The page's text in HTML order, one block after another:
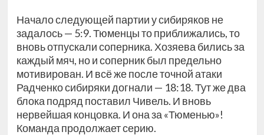
Начало следующей партии у сибиряков не
задалось — 5:9. Тюменцы то приближались, то
вновь отпускали соперника. Хозяева бились за
каждый мяч, но и соперник был предельно
мотивирован. И всё же после точной атаки
Радченко сибиряки догнали — 18:18. Тут же два
блока подряд поставил Чивель. И вновь
нервейшая концовка. И она за «Тюменью»!
Команда продолжает серию.